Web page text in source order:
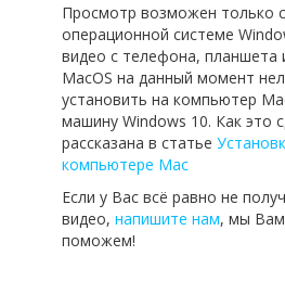
Просмотр возможен только
операционной системе
видео с телефона, планшета
MacOS на данный момент
установить на компьютер
машину Windows 10. Как это
рассказана в статье
компьютере Mac
Если у Вас всё равно не
видео, напишите нам, мы
поможем!